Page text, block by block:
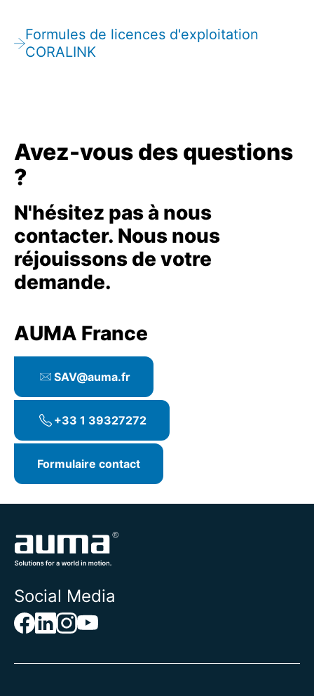
Formules de licences d'exploitation
CORALINK
Avez-vous des questions
?
N'hésitez pas à nous
contacter. Nous nous
réjouissons de votre
demande.
AUMA France
SAV@auma.fr
+33 1 39327272
Formulaire contact
Social Media